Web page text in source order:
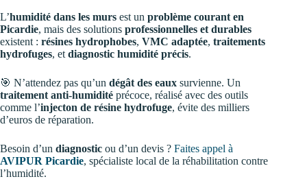
L’humidité dans les murs est un problème courant en
Picardie, mais des solutions professionnelles et durables
existent : résines hydrophobes, VMC adaptée, traitements
hydrofuges, etdiagnostic humidité précis.
🎯 N’attendez pas qu’un dégât des eaux survienne. Un
traitement anti-humidité précoce, réalisé avec des outils
comme l’injecton de résine hydrofuge, évite des milliers
d’euros de réparation.
Besoin d’un diagnostic ou d’un devis ? Faites appel à
AVIPUR Picardie, spécialiste local de la réhabilitation contre
l’humidité.